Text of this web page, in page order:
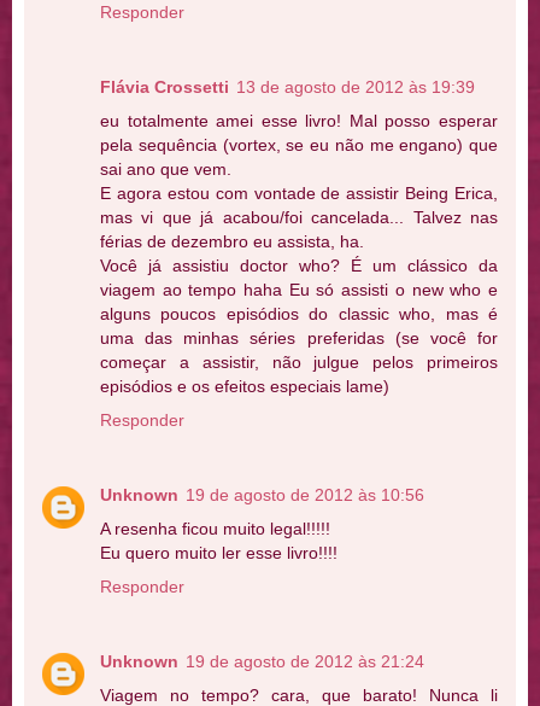
Responder
Flávia Crossetti 13 de agosto de 2012 às 19:39
eu totalmente amei esse livro! Mal posso esperar
pela sequência (vortex, se eu não me engano) que
sai ano que vem.
E agora estou com vontade de assistir Being Erica,
mas vi que já acabou/foi cancelada... Talvez nas
férias de dezembro eu assista, ha.
Você já assistiu doctor who? É um clássico da
viagem ao tempo haha Eu só assisti o new who e
alguns poucos episódios do classic who, mas é
uma das minhas séries preferidas (se você for
começar a assistir, não julgue pelos primeiros
episódios e os efeitos especiais lame)
Responder
Unknown 19 de agosto de 2012 às 10:56
A resenha ficou muito legal!!!!!
Eu quero muito ler esse livro!!!!
Responder
Unknown 19 de agosto de 2012 às 21:24
Viagem no tempo? cara, que barato! Nunca li